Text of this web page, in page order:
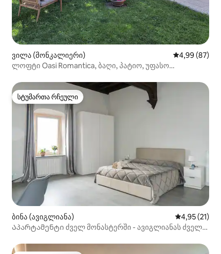
ვილა (მონკალიერი) საშუალო
4,99 (87)
ლოფტი Oasi Romantica, ბაღი, პატიო, უფასო
სტუმართა რჩეული
სტუმართა რჩეული
ბინა (ავიგლიანა) საშუალო
4,95 (21)
Აპარტამენტი ძველ მონასტერში - ავიგლიანას ძველი